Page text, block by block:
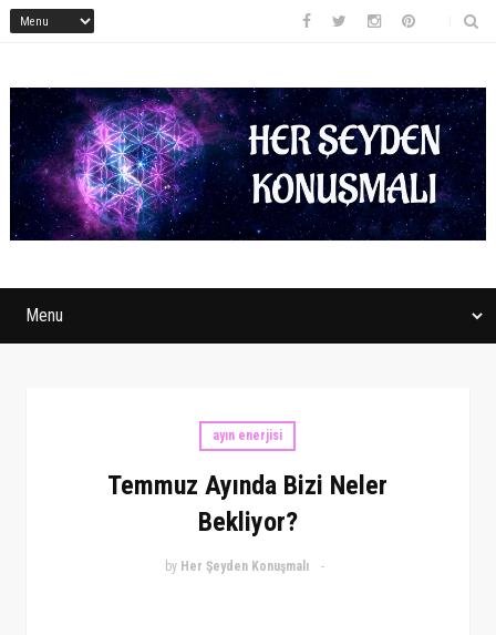
ayın enerjisi
Temmuz Ayında Bizi Neler
Bekliyor?
by Her Şeyden Konuşmalı